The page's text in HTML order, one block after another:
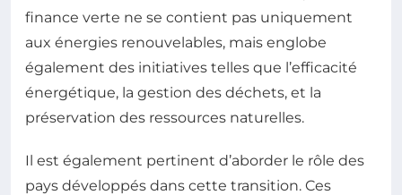
finance verte ne se contient pas uniquement
aux énergies renouvelables, mais englobe
également des initiatives telles que l’efficacité
énergétique, la gestion des déchets, et la
préservation des ressources naturelles.
Il est également pertinent d’aborder le rôle des
pays développés dans cette transition. Ces